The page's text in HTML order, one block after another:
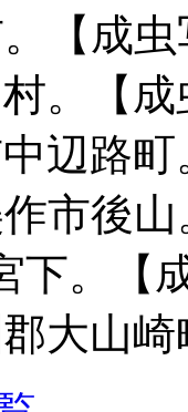
【成
。【
辺路
市後
下。【
大山崎